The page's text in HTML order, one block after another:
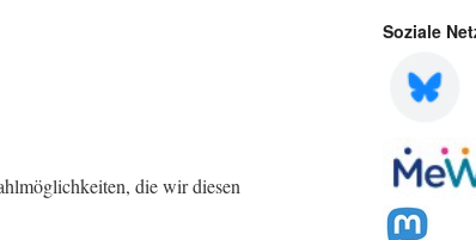
die wir diesen
Soziale